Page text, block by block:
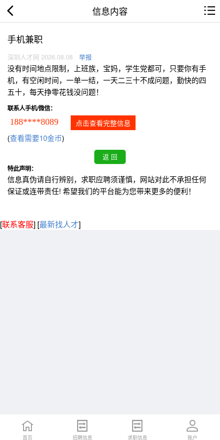
信息内容
手机兼职
深圳人才网 2026.08.08 举报
没有时间地点限制，上班族，宝妈，学生党都可，只要你有手
机，有空闲时间，一单一结，一天二三十不成问题，勤快的四
五十，每天挣零花钱没问题！
联系人手机/微信：
188****8089 点击查看完整信息
(查看需要10金币)
特此声明：
信息真伪请自行辨别，求职应聘须谨慎，网站对此不承担任何
保证或连带责任! 希望我们的平台能为您带来更多的便利！
[联系客服] [最新找人才]
首页 招聘信息 求职信息 账户